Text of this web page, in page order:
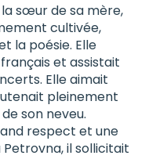
sœur de sa mère,
cultivée,
la poésie. Elle
et assistait
Elle aimait
pleinement
son neveu.
respect et une
il sollicitait